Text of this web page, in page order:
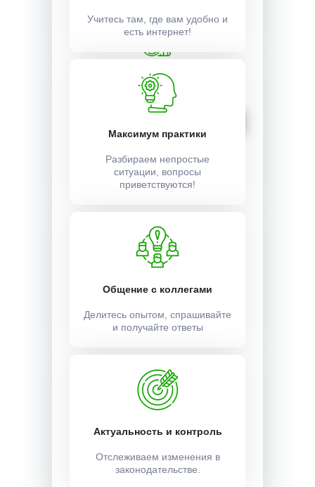
5500 ₽
Записаться
Учитесь там, где вам удобно и
есть интернет!
Максимум практики
Разбираем непростые
ситуации, вопросы
приветствуются!
Общение с коллегами
Делитесь опытом, спрашивайте
и получайте ответы
Актуальность и контроль
Отслеживаем изменения в
законодательстве.